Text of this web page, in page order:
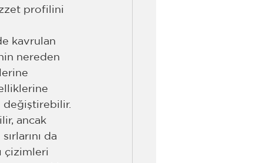
profilini
kavrulan
nereden
değiştirebilir.
ancak
da
çizimleri